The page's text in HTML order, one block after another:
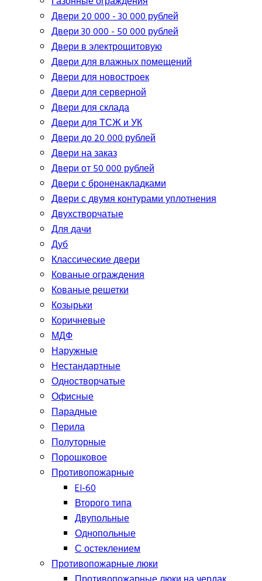
Двери 20 000 - 30 000 рублей
Двери 30 000 - 50 000 рублей
Двери в электрощитовую
Двери для влажных помещений
Двери для новостроек
Двери для серверной
Двери для склада
Двери для ТСЖ и УК
Двери до 20 000 рублей
Двери на заказ
Двери от 50 000 рублей
Двери с броненакладками
Двери с двумя контурами уплотнения
Двухстворчатые
Для дачи
Дуб
Классические двери
Кованые ограждения
Кованые решетки
Козырьки
Коричневые
МДФ
Наружные
Нестандартные
Одностворчатые
Офисные
Парадные
Перила
Полуторные
Порошковое
Противопожарные
EI-60
Второго типа
Двупольные
Однопольные
С остеклением
Противопожарные люки